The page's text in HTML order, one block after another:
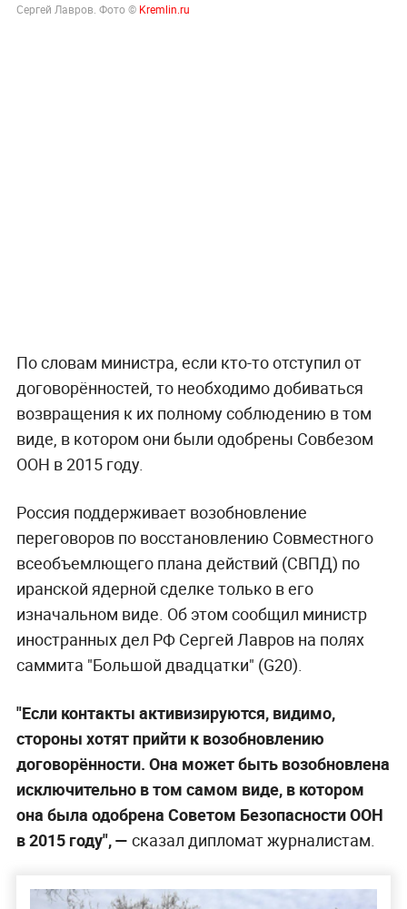
Сергей Лавров. Фото © Kremlin.ru
По словам министра, если кто-то отступил от
договорённостей, то необходимо добиваться
возвращения к их полному соблюдению в том
виде, в котором они были одобрены Совбезом
ООН в 2015 году.
Россия поддерживает возобновление
переговоров по восстановлению Совместного
всеобъемлющего плана действий (СВПД) по
иранской ядерной сделке только в его
изначальном виде. Об этом сообщил министр
иностранных дел РФ Сергей Лавров на полях
саммита "Большой двадцатки" (G20).
"Если контакты активизируются, видимо,
стороны хотят прийти к возобновлению
договорённости. Она может быть возобновлена
исключительно в том самом виде, в котором
она была одобрена Советом Безопасности ООН
в 2015 году", — сказал дипломат журналистам.